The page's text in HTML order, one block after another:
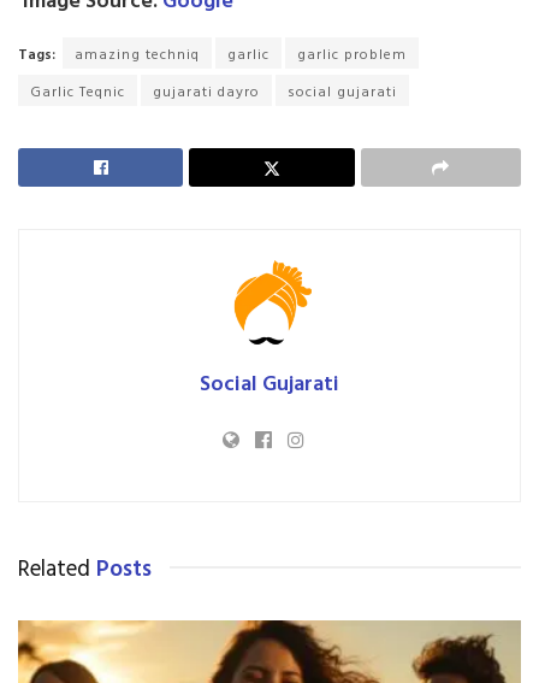
Tags: amazing techniq garlic
garlic problem
Garlic Teqnic
gujarati dayro social gujarati
Social Gujarati
Related Posts